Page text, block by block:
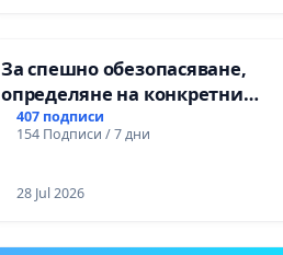
За спешно обезопасяване,
определяне на конкретни
срокове и извършване на
цялостна рехабилитация на
пътен възел АМ „Тракия“ - гр.
Момин проход
407 подписи
154 Подписи / 7 дни
28 Jul 2026